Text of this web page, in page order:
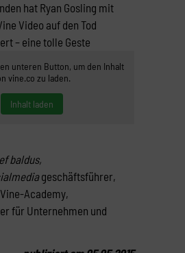
hat Ryan Gosling mit
Video auf den Tod
– eine tolle Geste
unteren Button, um den Inhalt
vine.co zu laden.
Inhalt laden
baldus,
geschäftsführer,
Academy,
für Unternehmen und